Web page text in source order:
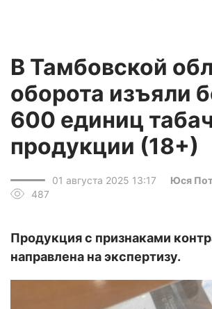
В Тамбовской
оборота изъяли
600 единиц
продукции (18+)
01 августа 2025 13:17
Юся
487
Продукция с признаками
направлена на экспертизу.